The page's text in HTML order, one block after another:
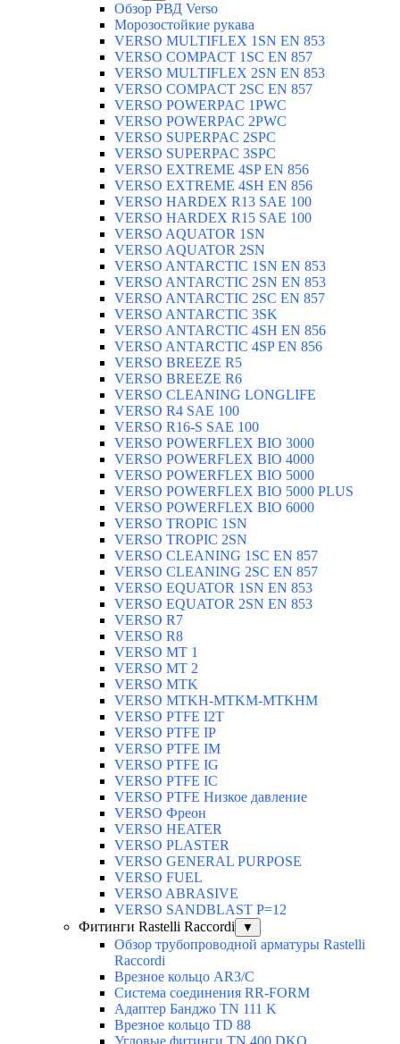
Обзор РВД Verso
Морозостойкие рукава
VERSO MULTIFLEX 1SN EN 853
VERSO COMPACT 1SC EN 857
VERSO MULTIFLEX 2SN EN 853
VERSO COMPACT 2SC EN 857
VERSO POWERPAC 1PWC
VERSO POWERPAC 2PWC
VERSO SUPERPAC 2SPC
VERSO SUPERPAC 3SPC
VERSO EXTREME 4SP EN 856
VERSO EXTREME 4SH EN 856
VERSO HARDEX R13 SAE 100
VERSO HARDEX R15 SAE 100
VERSO AQUATOR 1SN
VERSO AQUATOR 2SN
VERSO ANTARCTIC 1SN EN 853
VERSO ANTARCTIC 2SN EN 853
VERSO ANTARCTIC 2SC EN 857
VERSO ANTARCTIC 3SK
VERSO ANTARCTIC 4SH EN 856
VERSO ANTARCTIC 4SP EN 856
VERSO BREEZE R5
VERSO BREEZE R6
VERSO CLEANING LONGLIFE
VERSO R4 SAE 100
VERSO R16-S SAE 100
VERSO POWERFLEX BIO 3000
VERSO POWERFLEX BIO 4000
VERSO POWERFLEX BIO 5000
VERSO POWERFLEX BIO 5000 PLUS
VERSO POWERFLEX BIO 6000
VERSO TROPIC 1SN
VERSO TROPIC 2SN
VERSO CLEANING 1SC EN 857
VERSO CLEANING 2SC EN 857
VERSO EQUATOR 1SN EN 853
VERSO EQUATOR 2SN EN 853
VERSO R7
VERSO R8
VERSO MT 1
VERSO MT 2
VERSO MTK
VERSO MTKH-MTKM-MTKHM
VERSO PTFE I2T
VERSO PTFE IP
VERSO PTFE IM
VERSO PTFE IG
VERSO PTFE IC
VERSO PTFE Низкое давление
VERSO Фреон
VERSO HEATER
VERSO PLASTER
VERSO GENERAL PURPOSE
VERSO FUEL
VERSO ABRASIVE
VERSO SANDBLAST P=12
Фитинги Rastelli Raccordi
▼
Обзор трубопроводной арматуры Rastelli
Raccordi
Врезное кольцо AR3/C
Система соединения RR-FORM
Адаптер Банджо TN 111 K
Врезное кольцо TD 88